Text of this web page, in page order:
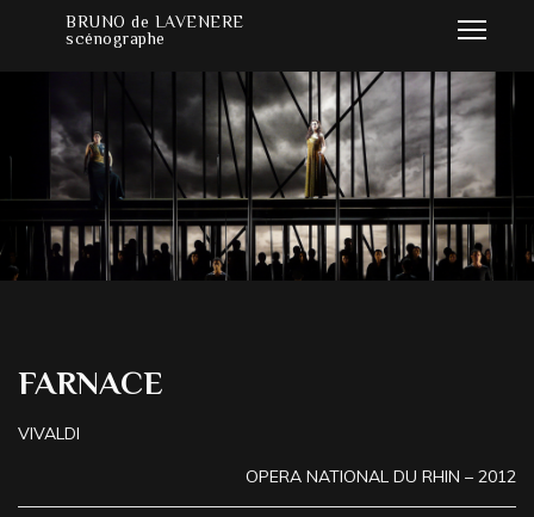
BRUNO de LAVENERE
scénographe
FARNACE
VIVALDI
OPERA NATIONAL DU RHIN – 2012